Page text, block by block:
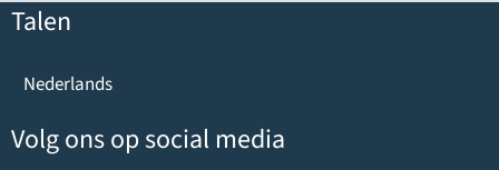
Talen
Nederlands
Volg ons op social media